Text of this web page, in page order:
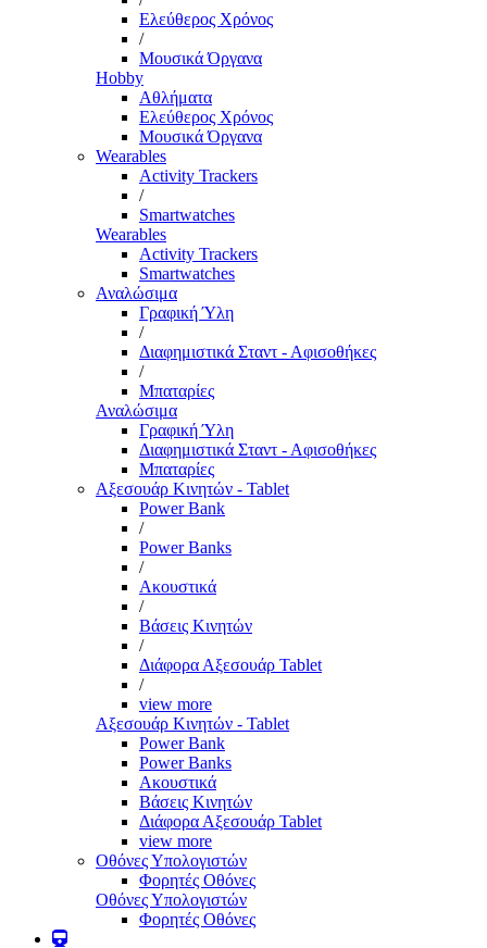
Ελεύθερος Χρόνος
/
Μουσικά Όργανα
Hobby
Αθλήματα
Ελεύθερος Χρόνος
Μουσικά Όργανα
Wearables
Activity Trackers
/
Smartwatches
Wearables
Activity Trackers
Smartwatches
Αναλώσιμα
Γραφική Ύλη
/
Διαφημιστικά Σταντ - Αφισοθήκες
/
Μπαταρίες
Αναλώσιμα
Γραφική Ύλη
Διαφημιστικά Σταντ - Αφισοθήκες
Μπαταρίες
Αξεσουάρ Κινητών - Tablet
Power Bank
/
Power Banks
/
Ακουστικά
/
Βάσεις Κινητών
/
Διάφορα Αξεσουάρ Tablet
/
view more
Αξεσουάρ Κινητών - Tablet
Power Bank
Power Banks
Ακουστικά
Βάσεις Κινητών
Διάφορα Αξεσουάρ Tablet
view more
Οθόνες Υπολογιστών
Φορητές Οθόνες
Οθόνες Υπολογιστών
Φορητές Οθόνες